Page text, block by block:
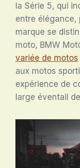
la Série 5, qui
entre élégance,
marque se
moto, BMW
variée de motos
aux motos
expérience de
large éventail